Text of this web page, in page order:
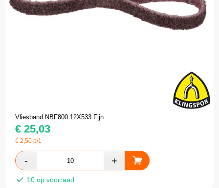
Vliesband NBF800 12X533 Fijn
€ 25,03
€2,50 p/1
10 op voorraad